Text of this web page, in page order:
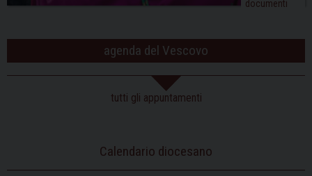
documenti
agenda del Vescovo
tutti gli appuntamenti
Calendario diocesano